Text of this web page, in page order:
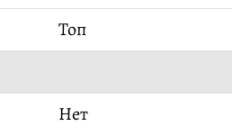
Топ
Нет